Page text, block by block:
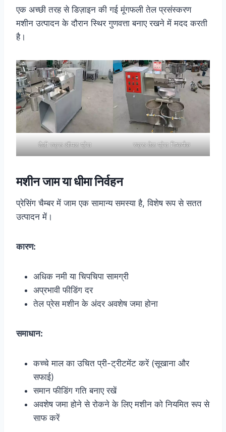
एक अच्छी तरह से डिज़ाइन की गई मूंगफली तेल प्रसंस्करण
मशीन उत्पादन के दौरान स्थिर गुणवत्ता बनाए रखने में मदद करती
है।
तैज़ी स्क्रू ऑयल प्रेस स्क्रू तेल प्रेस निष्कर्षक
मशीन जाम या धीमा निर्वहन
प्रेसिंग चैम्बर में जाम एक सामान्य समस्या है, विशेष रूप से सतत
उत्पादन में।
कारण:
अधिक नमी या चिपचिपा सामग्री
अप्रभावी फीडिंग दर
तेल प्रेस मशीन के अंदर अवशेष जमा होना
समाधान:
कच्चे माल का उचित प्री-ट्रीटमेंट करें (सूखाना और
सफाई)
समान फीडिंग गति बनाए रखें
अवशेष जमा होने से रोकने के लिए मशीन को नियमित रूप से
साफ करें